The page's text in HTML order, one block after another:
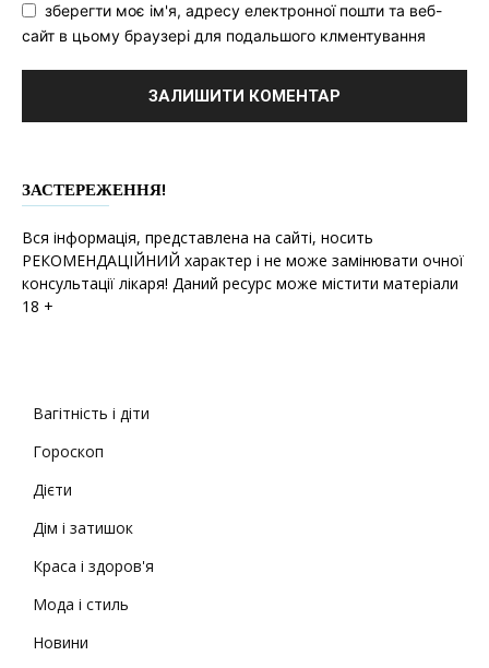
зберегти моє ім'я, адресу електронної пошти та веб-
сайт в цьому браузері для подальшого клментування
ЗАСТЕРЕЖЕННЯ!
Вся інформація, представлена на сайті, носить
РЕКОМЕНДАЦІЙНИЙ характер і не може замінювати очної
консультації лікаря! Даний ресурс може містити матеріали
18 +
Вагітність і діти
Гороскоп
Дієти
Дім і затишок
Краса і здоров'я
Мода і стиль
Новини